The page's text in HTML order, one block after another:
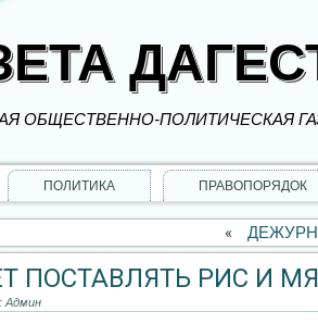
ОБЩЕСТВЕННО-ПОЛИТИЧЕСКАЯ
ПОЛИТИКА ПРАВОПОРЯДОК
«
ПОСТАВЛЯТЬ РИС И
Админ